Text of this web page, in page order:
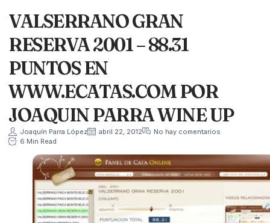
VALSERRANO GRAN
RESERVA 2001 – 88.31
PUNTOS EN
WWW.ECATAS.COM POR
JOAQUIN PARRA WINE UP
Joaquín Parra López abril 22, 2012
No hay comentarios
6 Min Read